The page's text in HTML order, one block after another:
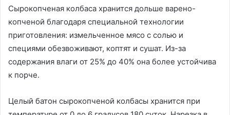
Сырокопченая колбаса хранится дольше варено-
копченой благодаря специальной технологии
приготовления: измельченное мясо с солью и
специями обезвоживают, коптят и сушат. Из-за
содержания влаги от 25% до 40% она более устойчива
к порче.
Целый батон сырокопченой колбасы хранится при